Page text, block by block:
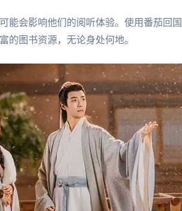
能会影响他们的阅听体验。使用番茄回国
的图书资源，无论身处何地。